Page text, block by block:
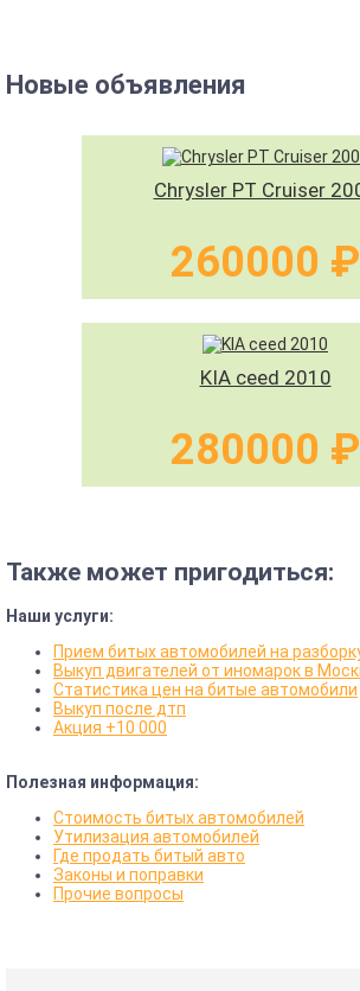
Новые объявления
Chrysler PT Cruiser
260000 ₽
KIA ceed 2010
280000 ₽
Также может пригодиться:
Наши услуги:
Прием битых автомобилей на
Выкуп двигателей от иномарок в
Статистика цен на битые автомобили
Выкуп после дтп
Акция +10 000
Полезная информация:
Стоимость битых автомобилей
Утилизация автомобилей
Где продать битый авто
Законы и поправки
Прочие вопросы